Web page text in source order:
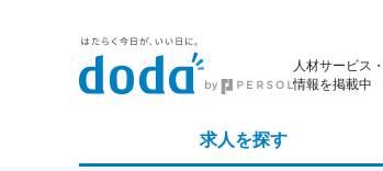
人材サービス
情報を掲載中
求人を探す